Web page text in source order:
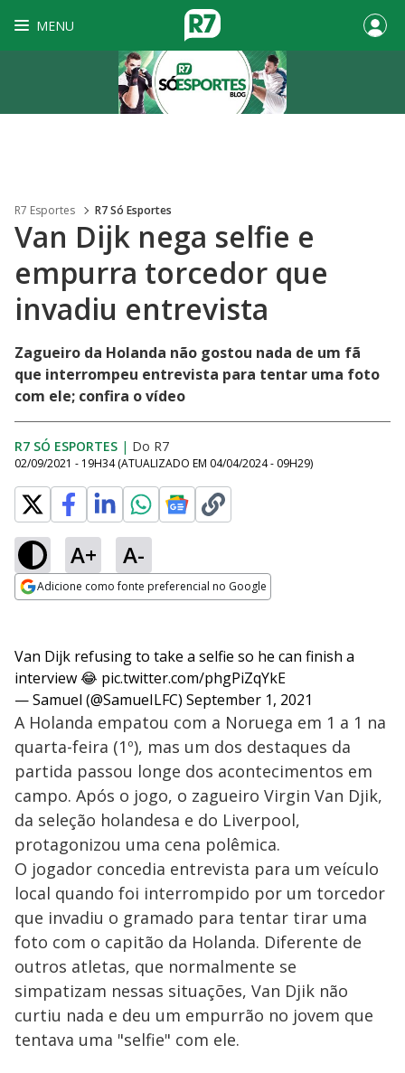
MENU
R7 Esportes R7 Só Esportes
Van Dijk nega selfie e
empurra torcedor que
invadiu entrevista
Zagueiro da Holanda não gostou nada de um fã
que interrompeu entrevista para tentar uma foto
com ele; confira o vídeo
R7 SÓ ESPORTES | Do R7
02/09/2021 - 19H34 (ATUALIZADO EM 04/04/2024 - 09H29)
A+ A-
Adicione como fonte preferencial no Google
Van Dijk refusing to take a selfie so he can finish a
interview 😂 pic.twitter.com/phgPiZqYkE
— Samuel (@SamueILFC) September 1, 2021
A Holanda empatou com a Noruega em 1 a 1 na
quarta-feira (1º), mas um dos destaques da
partida passou longe dos acontecimentos em
campo. Após o jogo, o zagueiro Virgin Van Djik,
da seleção holandesa e do Liverpool,
protagonizou uma cena polêmica.
O jogador concedia entrevista para um veículo
local quando foi interrompido por um torcedor
que invadiu o gramado para tentar tirar uma
foto com o capitão da Holanda. Diferente de
outros atletas, que normalmente se
simpatizam nessas situações, Van Djik não
curtiu nada e deu um empurrão no jovem que
tentava uma "selfie" com ele.